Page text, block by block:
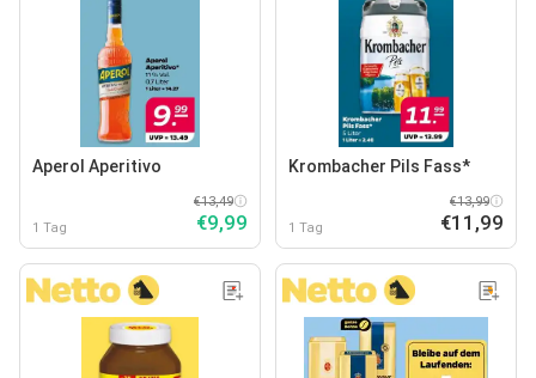
Aperol Aperitivo
1 Tag
€13,49
€9,99
Krombacher Pils Fass*
1 Tag
€13,99
€11,99